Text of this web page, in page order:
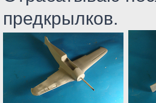
предкрылков.